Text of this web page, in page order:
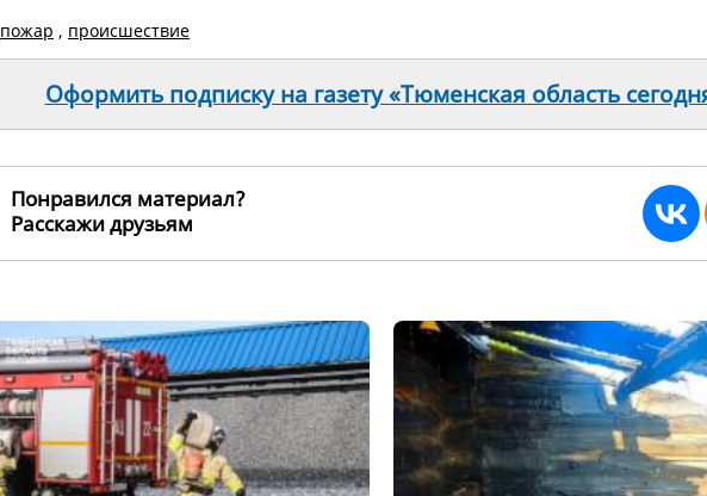
пожар , происшествие
Оформить подписку на газету «Тюменская область
Понравился материал?
Расскажи друзьям